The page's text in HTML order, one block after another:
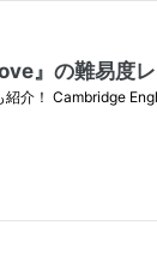
』の難易度
介！ Cambridge